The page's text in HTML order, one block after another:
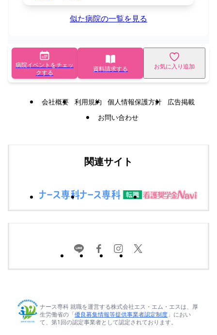
似た病院の一覧を見る
病院イベントをチェッ
クする
資料請求する お気に入り追加
会社概要 利用規約 個人情報保護方針
広告掲載
お問い合わせ
関連サイト
ナース専科 就職を運営する株式会社エス・エム・エスは、厚
生労働省の「優良募集情報等提供事業者認定制度 」におい
て、第1回の認定事業者として認定されております。